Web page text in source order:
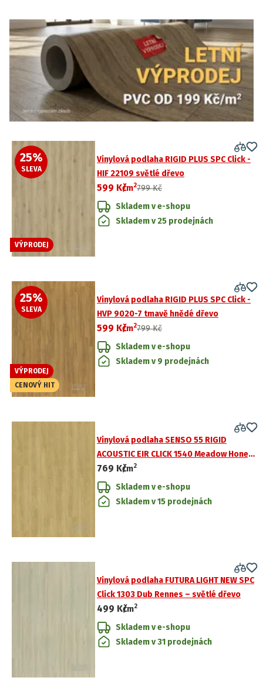
25%
SLEVA
VÝPRODEJ
Vinylová podlaha RIGID PLUS SPC Click -
HIF 22109 světlé dřevo
599 Kč
/m2799 Kč
Skladem v e-shopu
Skladem v 25 prodejnách
25%
SLEVA
VÝPRODEJ
CENOVÝ HIT
Vinylová podlaha RIGID PLUS SPC Click -
HVP 9020-7 tmavě hnědé dřevo
599 Kč
/m2799 Kč
Skladem v e-shopu
Skladem v 9 prodejnách
Vinylová podlaha SENSO 55 RIGID
ACOUSTIC EIR CLICK 1540 Meadow Honey -
světle hnědé dřevo
769 Kč
/m2
Skladem v e-shopu
Skladem v 15 prodejnách
Vinylová podlaha FUTURA LIGHT NEW SPC
Click 1303 Dub Rennes – světlé dřevo
499 Kč
/m2
Skladem v e-shopu
Skladem v 31 prodejnách